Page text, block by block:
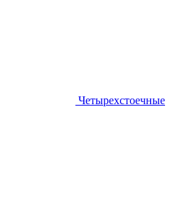
Четырехстоечные